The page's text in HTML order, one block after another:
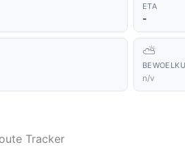
ETA
-
⛅
n/v
Tracker